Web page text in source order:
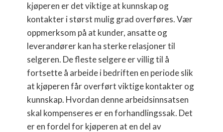
kjøperen er det viktige at kunnskap og
kontakter i størst mulig grad overføres. Vær
oppmerksom på at kunder, ansatte og
leverandører kan ha sterke relasjoner til
selgeren. De fleste selgere er villig til å
fortsette å arbeide i bedriften en periode slik
at kjøperen får overført viktige kontakter og
kunnskap. Hvordan denne arbeidsinnsatsen
skal kompenseres er en forhandlingssak. Det
er en fordel for kjøperen at en del av